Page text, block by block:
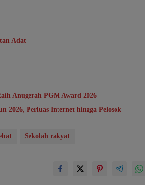
Adat
Anugerah PGM Award 2026
2026, Perluas Internet hingga Pelosok
Sekolah rakyat